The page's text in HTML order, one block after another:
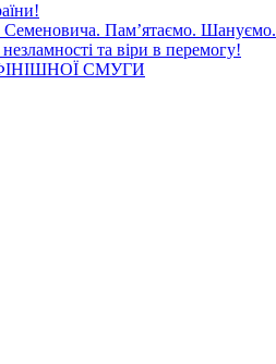
Семеновича. Пам’ятаємо. Шануємо.
та віри в перемогу!
СМУГИ